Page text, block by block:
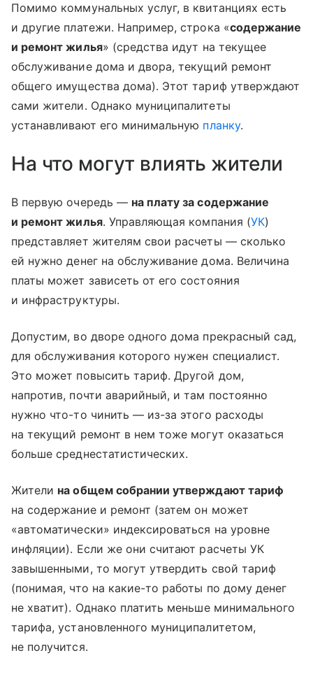
Помимо коммунальных услуг, в квитанциях есть
и другие платежи. Например, строка «содержание
и ремонт жилья» (средства идут на текущее
обслуживание дома и двора, текущий ремонт
общего имущества дома). Этот тариф утверждают
сами жители. Однако муниципалитеты
устанавливают его минимальную планку.
На что могут влиять жители
В первую очередь — на плату за содержание
и ремонт жилья. Управляющая компания (УК)
представляет жителям свои расчеты — сколько
ей нужно денег на обслуживание дома. Величина
платы может зависеть от его состояния
и инфраструктуры.
Допустим, во дворе одного дома прекрасный сад,
для обслуживания которого нужен специалист.
Это может повысить тариф. Другой дом,
напротив, почти аварийный, и там постоянно
нужно что-то чинить — из-за этого расходы
на текущий ремонт в нем тоже могут оказаться
больше среднестатистических.
Жители на общем собрании утверждают тариф
на содержание и ремонт (затем он может
«автоматически» индексироваться на уровне
инфляции). Если же они считают расчеты УК
завышенными, то могут утвердить свой тариф
(понимая, что на какие-то работы по дому денег
не хватит). Однако платить меньше минимального
тарифа, установленного муниципалитетом,
не получится.